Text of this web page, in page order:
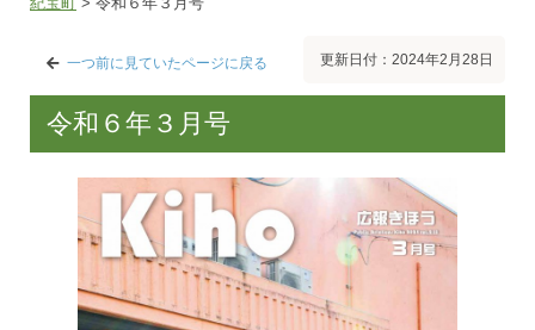
一つ前に見ていたページに戻る 更新日付：2024年2月28日
令和６年３月号